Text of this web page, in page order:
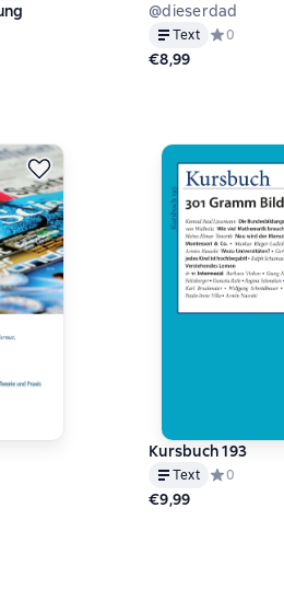
0 на основе 0 оценок
@dieserdad
Text Средний
0
€8,99
0 на основе 0 оценок
Kursbuch 193
Text Средний
0
€9,99